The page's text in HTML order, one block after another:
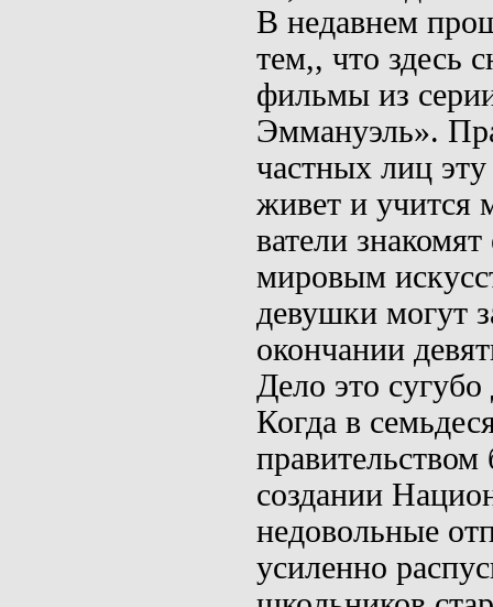
В недавнем
тем,, что здесь
фильмы из
Эммануэль».
частных лиц
живет и учится
ватели
мировым
девушки могут
окончании
Дело это
Когда в
создании
недовольные
усиленно